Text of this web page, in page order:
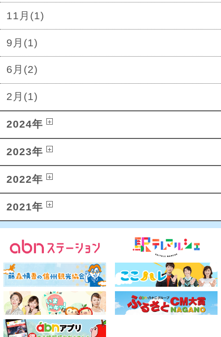
11月(1)
9月(1)
6月(2)
2月(1)
2024年
2023年
2022年
2021年